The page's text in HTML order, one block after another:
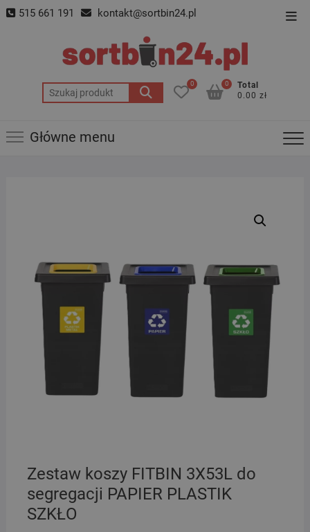
Skip 515 661 191 kontakt@sortbin24.pl
Szukaj:
0
Total
0.00 zł
0
Główne menu
Zestaw koszy FITBIN 3X53L do
segregacji PAPIER PLASTIK
SZKŁO